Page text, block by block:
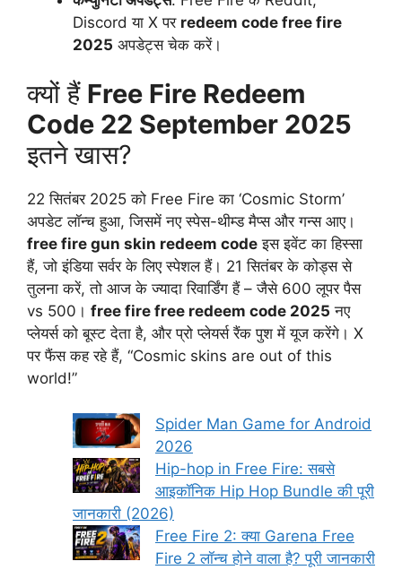
Discord या X पर redeem code free fire
2025 अपडेट्स चेक करें।
क्यों हैं Free Fire Redeem
Code 22 September 2025
इतने खास?
22 सितंबर 2025 को Free Fire का ‘Cosmic Storm’
अपडेट लॉन्च हुआ, जिसमें नए स्पेस-थीम्ड मैप्स और गन्स आए।
free fire gun skin redeem code इस इवेंट का हिस्सा
हैं, जो इंडिया सर्वर के लिए स्पेशल हैं। 21 सितंबर के कोड्स से
तुलना करें, तो आज के ज्यादा रिवार्डिंग हैं – जैसे 600 लूपर पैस
vs 500। free fire free redeem code 2025 नए
प्लेयर्स को बूस्ट देता है, और प्रो प्लेयर्स रैंक पुश में यूज करेंगे। X
पर फैंस कह रहे हैं, “Cosmic skins are out of this
world!”
Spider Man Game for Android
2026
Hip-hop in Free Fire: सबसे
आइकॉनिक Hip Hop Bundle की पूरी
जानकारी (2026)
Free Fire 2: क्या Garena Free
Fire 2 लॉन्च होने वाला है? पूरी जानकारी